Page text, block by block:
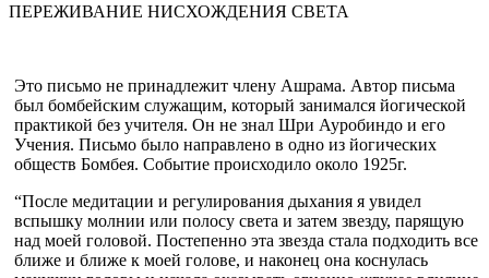
ПЕРЕЖИВАНИЕ НИСХОЖДЕНИЯ СВЕТА
Это письмо не принадлежит члену Ашрама. Автор письма
был бомбейским служащим, который занимался йогической
практикой без учителя. Он не знал Шри Ауробиндо и его
Учения. Письмо было на­правлено в одно из йогических
обществ Бомбея. Событие происходило около 1925г.
“После медитации и регулирования дыхания я увидел
вспышку молнии или полосу света и затем звезду, парящую
над моей головой. Постепенно эта звезда стала подходить все
ближе и ближе к моей голове, и наконец она коснулась